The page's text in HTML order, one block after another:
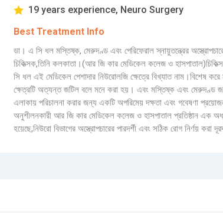
19 years experience, Neuro Surgery
Best Treatment Info
ডা। এ সি ধল মস্তিষ্ক, মেরুদণ্ড এবং পেরিফেরাল স্নায়ুতন্ত্রের
চিকিত্সক,তিনি কলকাতা।(আর জি কার মেডিকেল কলেজ ও
সি ধল এই মেডিকেল পেশাদার নিউরোলজি ক্ষেত্রে বিখ্যাত নাম।বিশেষ
ক্ষেত্রটি অত্যন্ত জটিল বলে মনে করা হয়। এবং মস্তিষ্ক এবং মেরুদণ্ড
এলাকায় পরিচালনা করার জন্য একটি অপরিমেয় দক্ষতা এবং গবেষণা
অনুশীলনকারী আর জি কার মেডিকেল কলেজ ও হাসপাতাল প্রতিষ্ঠান এক
হয়েছে,নিউরো বিভাগের অস্ত্রোপচারের পারদর্শী এবং সঠিক রোগ নির্ণয় করা